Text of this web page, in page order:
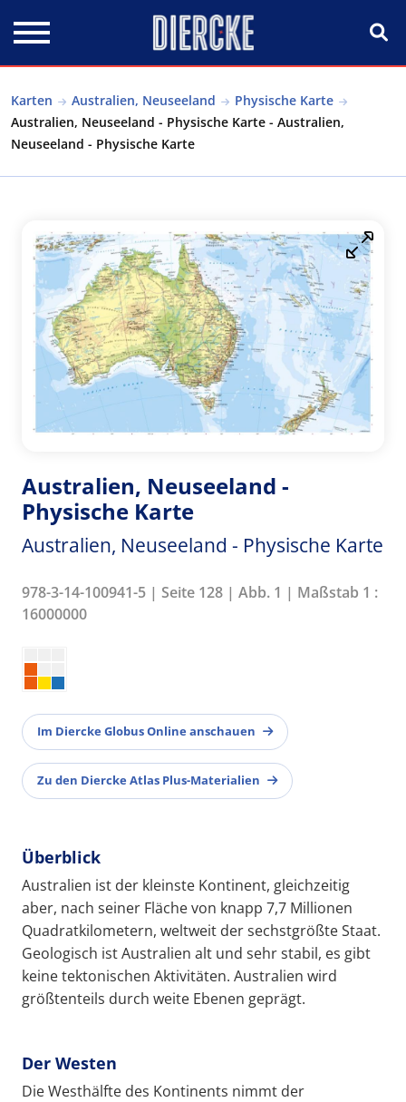
Karten Australien, Neuseeland
Physische Karte
Australien, Neuseeland - Physische Karte - Australien,
Neuseeland - Physische Karte
Australien, Neuseeland -
Physische Karte
Australien, Neuseeland - Physische Karte
978-3-14-100941-5 | Seite 128 | Abb. 1 | Maßstab 1 :
16000000
Im Diercke Globus Online anschauen
Zu den Diercke Atlas Plus-Materialien
Überblick
Australien ist der kleinste Kontinent, gleichzeitig
aber, nach seiner Fläche von knapp 7,7 Millionen
Quadratkilometern, weltweit der sechstgrößte Staat.
Geologisch ist Australien alt und sehr stabil, es gibt
keine tektonischen Aktivitäten. Australien wird
größtenteils durch weite Ebenen geprägt.
Der Westen
Die Westhälfte des Kontinents nimmt der